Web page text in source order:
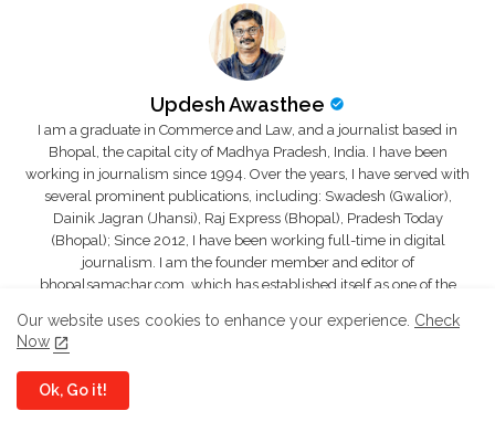
Updesh Awasthee
I am a graduate in Commerce and Law, and a journalist based in
Bhopal, the capital city of Madhya Pradesh, India. I have been
working in journalism since 1994. Over the years, I have served with
several prominent publications, including: Swadesh (Gwalior),
Dainik Jagran (Jhansi), Raj Express (Bhopal), Pradesh Today
(Bhopal); Since 2012, I have been working full-time in digital
journalism. I am the founder member and editor of
bhopalsamachar.com, which has established itself as one of the
news from Bhopal, Indore, Jabalpur, Gwalior, and across the state.
YOU MIGHT LIKE
Our website uses cookies to enhance your experience. Check
Now
Ok, Go it!